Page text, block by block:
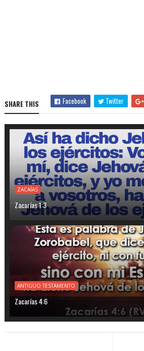
SHARE THIS Facebook Twitter
ZACAÍAS
Zacarías 1:3
ANTIGUO TESTAMENTO
Zacarías 4:6